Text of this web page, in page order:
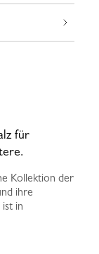
für
Kollektion der
ihre
in